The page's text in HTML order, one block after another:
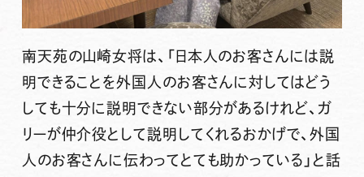
南天苑の山崎女将は、 「日本人のお客さんには説
明できることを外国人のお客さんに対してはどう
しても十分に説明できない部分があるけれど、ガ
リーが仲介役として説明してくれるおかげで、外国
人のお客さんに伝わってとても助かっている」 と話